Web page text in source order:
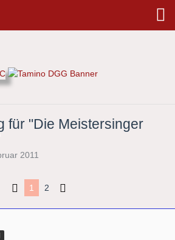
für "Die Meistersinger
2011
1 2